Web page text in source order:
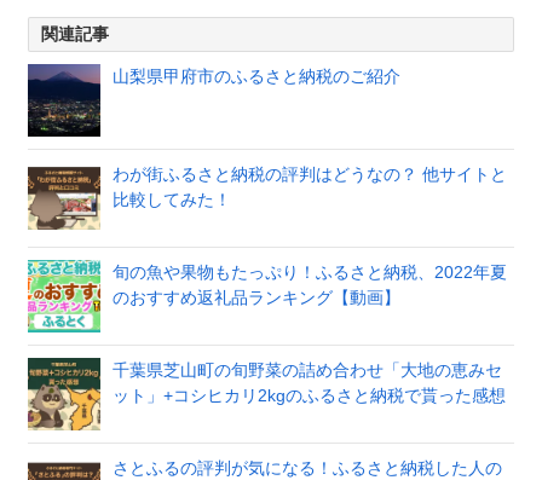
関連記事
山梨県甲府市のふるさと納税のご紹介
わが街ふるさと納税の評判はどうなの？ 他サイトと
比較してみた！
旬の魚や果物もたっぷり！ふるさと納税、2022年夏
のおすすめ返礼品ランキング【動画】
千葉県芝山町の旬野菜の詰め合わせ「大地の恵みセ
ット」+コシヒカリ2kgのふるさと納税で貰った感想
さとふるの評判が気になる！ふるさと納税した人の